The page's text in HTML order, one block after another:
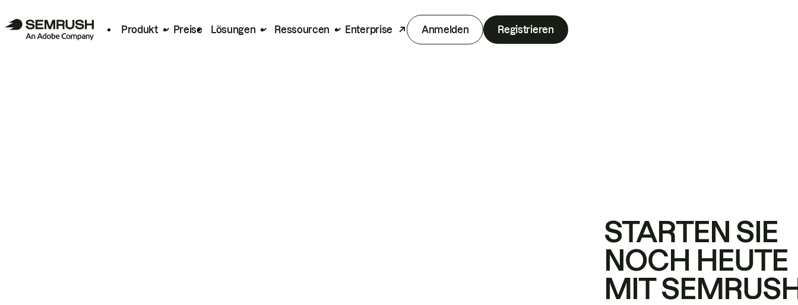
Produkt Preise Lösungen Ressourcen Enterprise Anmelden Registrieren
STARTEN SIE
NOCH HEUTE
MIT